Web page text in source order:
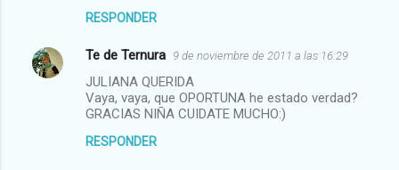
RESPONDER
Te de Ternura 9 de noviembre de 2011 a las 16:29
JULIANA QUERIDA
Vaya, vaya, que OPORTUNA he estado verdad?
GRACIAS NIÑA CUIDATE MUCHO:)
RESPONDER